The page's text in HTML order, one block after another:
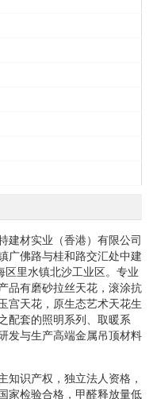
建材实业（香港）有限公司
广佛路与桂和路交汇处中建
里水镇北沙工业区。专业
品有磨砂拉丝天花，滚涂抗
宫天花，原生态艺术天花生
配套的照明系列、取暖系
发与生产高端金属吊顶材料
知识产权，独立法人资格，
家检验合格，甲醛释放量低